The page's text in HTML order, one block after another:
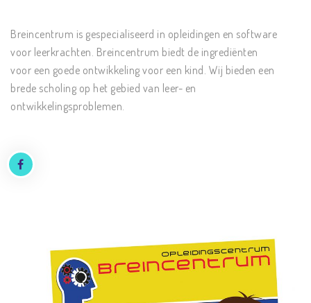
Breincentrum is gespecialiseerd in opleidingen en software
voor leerkrachten. Breincentrum biedt de ingrediënten
voor een goede ontwikkeling voor een kind. Wij bieden een
brede scholing op het gebied van leer- en
ontwikkelingsproblemen.